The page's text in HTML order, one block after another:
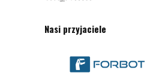
Nasi przyjaciele